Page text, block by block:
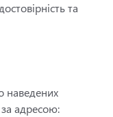
та
наведених
адресою: